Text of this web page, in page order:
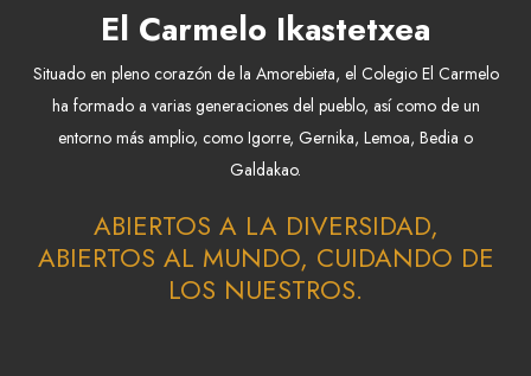
El Carmelo Ikastetxea
Situado en pleno corazón de la Amorebieta, el Colegio El Carmelo
ha formado a varias generaciones del pueblo, así como de un
entorno más amplio, como Igorre, Gernika, Lemoa, Bedia o
Galdakao.
ABIERTOS A LA DIVERSIDAD,
ABIERTOS AL MUNDO, CUIDANDO DE
LOS NUESTROS.